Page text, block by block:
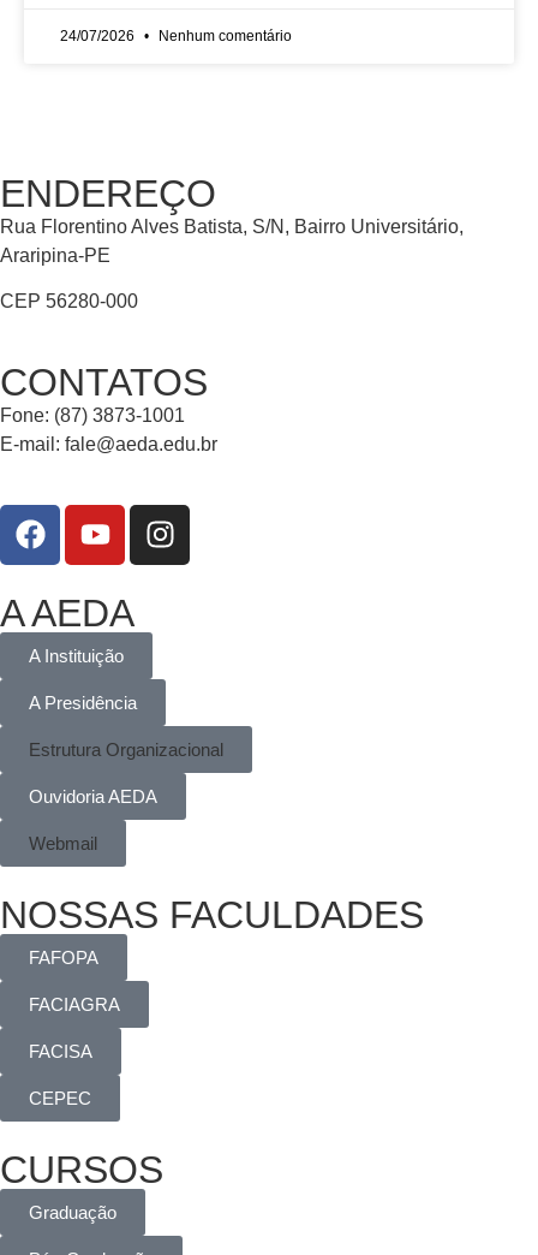
24/07/2026 Nenhum comentário
ENDEREÇO
Rua Florentino Alves Batista, S/N, Bairro Universitário,
Araripina-PE
CEP 56280-000
CONTATOS
Fone: (87) 3873-1001
E-mail: fale@aeda.edu.br
A AEDA
A Instituição
A Presidência
Estrutura Organizacional
Ouvidoria AEDA
Webmail
NOSSAS FACULDADES
FAFOPA
FACIAGRA
FACISA
CEPEC
CURSOS
Graduação